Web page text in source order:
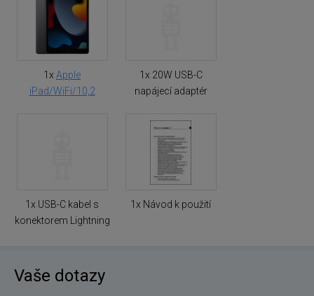
1x Apple
iPad/WiFi/10,2
1x 20W USB-C
napájecí adaptér
1x USB-C kabel s
konektorem Lightning
1x Návod k použití
Vaše dotazy